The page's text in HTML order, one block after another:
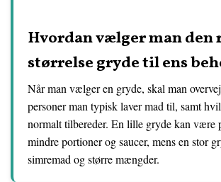
Hvordan vælger man den
størrelse gryde til ens
Når man vælger en gryde, skal man
personer man typisk laver mad til, samt
normalt tilbereder. En lille gryde kan være
mindre portioner og saucer, mens en stor
simremad og større mængder.